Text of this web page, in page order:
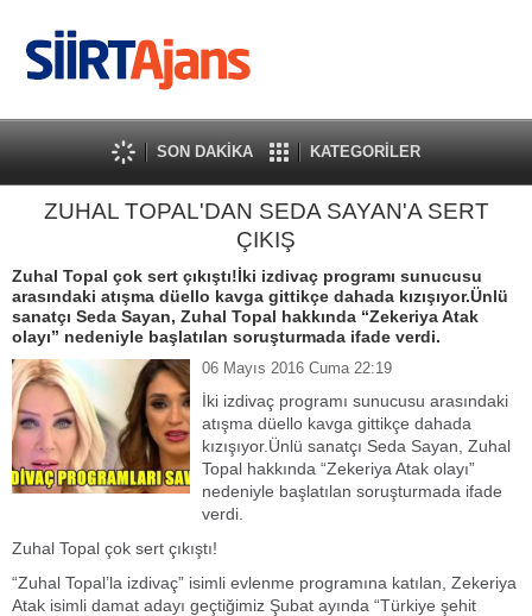
SON DAKİKA KATEGORİLER
ZUHAL TOPAL'DAN SEDA SAYAN'A SERT
ÇIKIŞ
Zuhal Topal çok sert çıkıştı!İki izdivaç programı sunucusu
arasındaki atışma düello kavga gittikçe dahada kızışıyor.Ünlü
sanatçı Seda Sayan, Zuhal Topal hakkında “Zekeriya Atak
olayı” nedeniyle başlatılan soruşturmada ifade verdi.
06 Mayıs 2016 Cuma 22:19
İki izdivaç programı sunucusu arasındaki
atışma düello kavga gittikçe dahada
kızışıyor.Ünlü sanatçı Seda Sayan, Zuhal
Topal hakkında “Zekeriya Atak olayı”
nedeniyle başlatılan soruşturmada ifade
verdi.
Zuhal Topal çok sert çıkıştı!
“Zuhal Topal’la izdivaç” isimli evlenme programına katılan, Zekeriya
Atak isimli damat adayı geçtiğimiz Şubat ayında “Türkiye şehit